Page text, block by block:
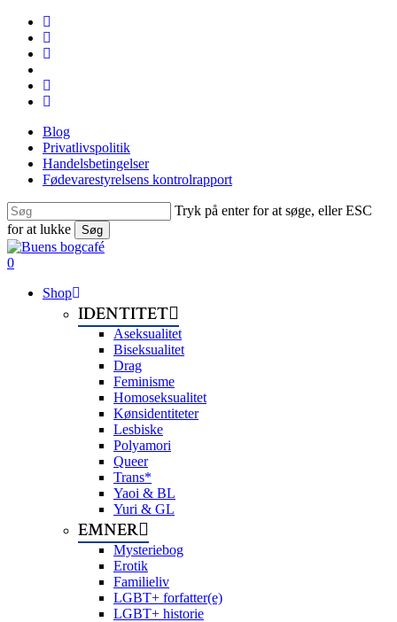
Skip
main
content
facebook
linkedin
instagram
phone
email
Blog
Privatlivspolitik
Handelsbetingelser
Fødevarestyrelsens kontrolrapport
Tryk på enter for at søge, eller ESC
for at lukke
Søg
Close
Search
search
0
Shop
IDENTITET
Aseksualitet
Biseksualitet
Drag
Feminisme
Homoseksualitet
Kønsidentiteter
Lesbiske
Polyamori
Queer
Trans*
Yaoi & BL
Yuri & GL
EMNER
Mysteriebog
Erotik
Familieliv
LGBT+ forfatter(e)
LGBT+ historie